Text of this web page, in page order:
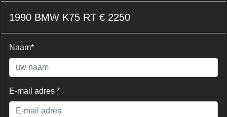
1990 BMW K75 RT € 2250
Naam*
E-mail adres *